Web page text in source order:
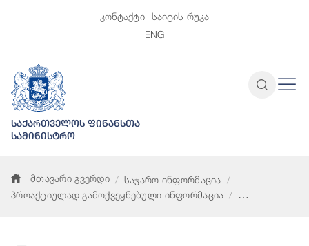
კონტაქტი
საიტის რუკა
ENG
საქართველოს ფინანსთა
სამინისტრო
მთავარი გვერდი
საჯარო ინფორმაცია
პროაქტიულად გამოქვეყნებული ინფორმაცია